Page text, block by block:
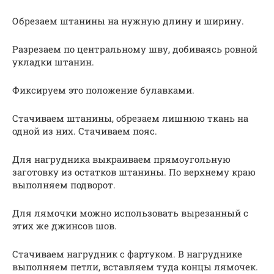
Обрезаем штанины на нужную длину и ширину.
Разрезаем по центральному шву, добиваясь ровной
укладки штанин.
Фиксируем это положение булавками.
Стачиваем штанины, обрезаем лишнюю ткань на
одной из них. Стачиваем пояс.
Для нагрудника выкраиваем прямоугольную
заготовку из остатков штанины. По верхнему краю
выполняем подворот.
Для лямочки можно использовать вырезанный с
этих же джинсов шов.
Стачиваем нагрудник с фартуком. В нагруднике
выполняем петли, вставляем туда концы лямочек.